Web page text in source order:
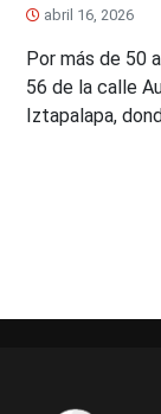
abril 16, 2026
Por más de 50
56 de la calle
Iztapalapa,